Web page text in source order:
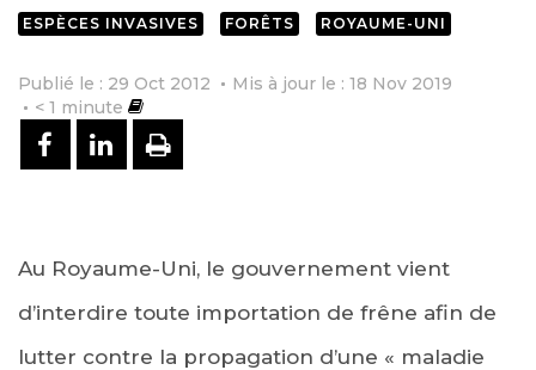
ESPÈCES INVASIVES FORÊTS ROYAUME-UNI
Publié le : 29 Oct 2012
Mis à jour le : 18 Nov 2019
< 1 minute
PARTAGER SUR FACEBOOK
PARTAGER SUR LINKEDIN
IMPRIMER
Au Royaume-Uni, le gouvernement vient
d’interdire toute importation de frêne afin de
lutter contre la propagation d’une « maladie